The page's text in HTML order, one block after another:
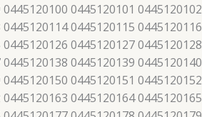
0445120101 0445120102
0445120115 0445120116
0445120127 0445120128
0445120139 0445120140
0445120151 0445120152
0445120164 0445120165